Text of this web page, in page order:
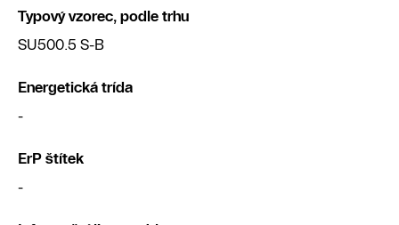
Typový vzorec, podle trhu
SU500.5 S-B
Energetická trída
-
ErP štítek
-